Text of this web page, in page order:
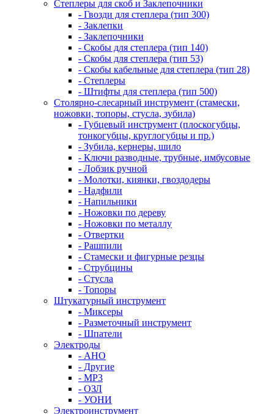
Степлеры для скоб и Заклепочники
- Гвозди для степлера (тип 300)
- Заклепки
- Заклепочники
- Скобы для степлера (тип 140)
- Скобы для степлера (тип 53)
- Скобы кабельные для степлера (тип 28)
- Степлеры
- Штифты для степлера (тип 500)
Столярно-слесарный инструмент (стамески,
ножовки, топоры, стусла, зубила)
- Губцевый инструмент (плоскогубцы,
тонкогубцы, круглогубцы и пр.)
- Зубила, кернеры, шило
- Ключи разводные, трубные, имбусовые
- Лобзик ручной
- Молотки, киянки, гвоздодеры
- Надфили
- Напильники
- Ножовки по дереву
- Ножовки по металлу
- Отвертки
- Рашпили
- Стамески и фигурные резцы
- Струбцины
- Стусла
- Топоры
Штукатурный инструмент
- Миксеры
- Разметочный инструмент
- Шпатели
Электроды
- АНО
- Другие
- МР3
- ОЗЛ
- УОНИ
Электроинструмент